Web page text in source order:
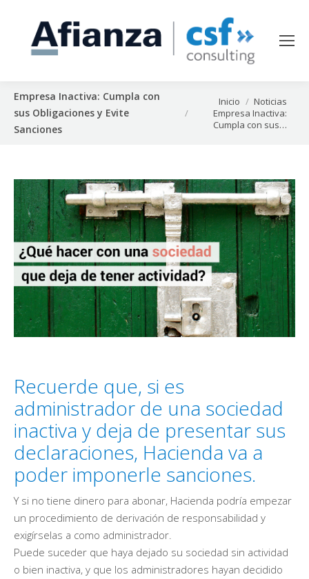
Empresa Inactiva: Cumpla con
sus Obligaciones y Evite
Sanciones
Estás aquí:Inicio
Noticias
Empresa Inactiva:
Cumpla con sus…
Recuerde que, si es
administrador de una sociedad
inactiva y deja de presentar sus
declaraciones, Hacienda va a
poder imponerle sanciones.
Y si no tiene dinero para abonar, Hacienda podría empezar
un procedimiento de derivación de responsabilidad y
exigírselas a como administrador.
Puede suceder que haya dejado su sociedad sin actividad
o bien inactiva, y que los administradores hayan decidido